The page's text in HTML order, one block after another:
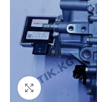
Click to enlarge